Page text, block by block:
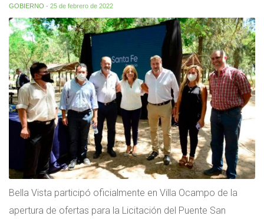
GOBIERNO - 25 de febrero de 2022
Bella Vista participó oficialmente en Villa Ocampo de la
apertura de ofertas para la Licitación del Puente San